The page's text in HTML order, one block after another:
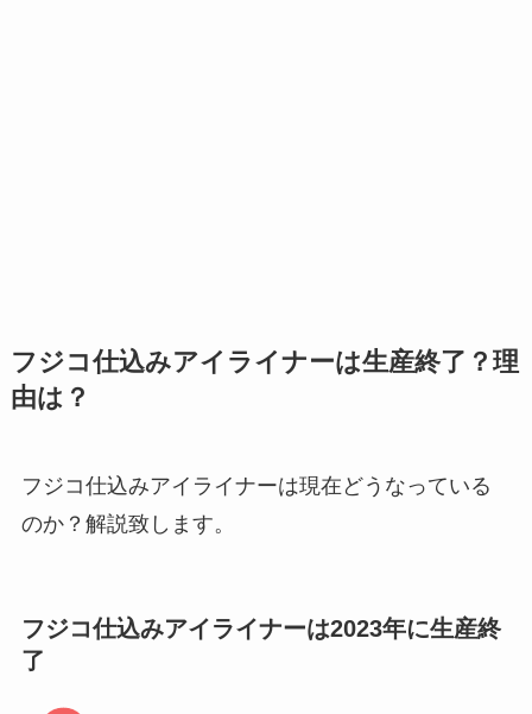
フジコ仕込みアイライナーは生産終了？理
由は？
フジコ仕込みアイライナーは現在どうなっている
のか？解説致します。
フジコ仕込みアイライナーは2023年に生産終
了